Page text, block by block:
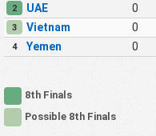
2 UAE 0
3 Vietnam 0
4 Yemen 0
8th Finals
Possible 8th Finals